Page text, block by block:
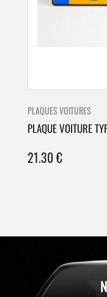
PLAQUES VOITURES
PLAQUE VOITURE
21.30€